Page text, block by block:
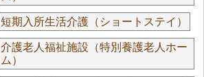
短期入所生活介護（ショートステイ）
介護老人福祉施設（特別養護老人ホー
ム）